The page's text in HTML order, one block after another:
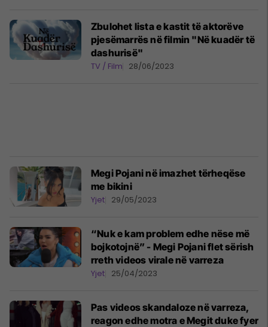
Zbulohet lista e kastit të aktorëve
pjesëmarrës në filmin "Në kuadër të
dashurisë"
TV / Film 28/06/2023
Megi Pojani në imazhet tërheqëse
me bikini
Yjet 29/05/2023
“Nuk e kam problem edhe nëse më
bojkotojnë” - Megi Pojani flet sërish
rreth videos virale në varreza
Yjet 25/04/2023
Pas videos skandaloze në varreza,
reagon edhe motra e Megit duke fyer